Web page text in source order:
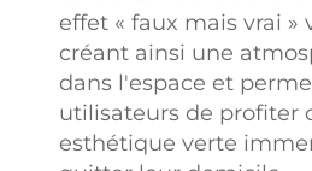
en place un
système strict
d'inspection
qualité pour nos
produits, posant
ainsi dès
effet « faux mais vrai »
créant ainsi une
dans l'espace et
utilisateurs de profiter
esthétique verte